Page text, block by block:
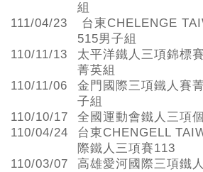
組
111/04/23
台東CHELENGE
515男子組
110/11/13
太平洋鐵人三項錦標
菁英組
110/11/06
金門國際三項鐵人賽
子組
110/10/17 全國運動會鐵人三項
110/04/24
台東CHENGELL
際鐵人三項賽113
110/03/07
高雄愛河國際三項鐵